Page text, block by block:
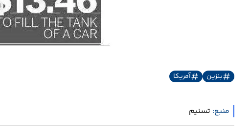
بنزین آمریکا
منبع: تسنیم